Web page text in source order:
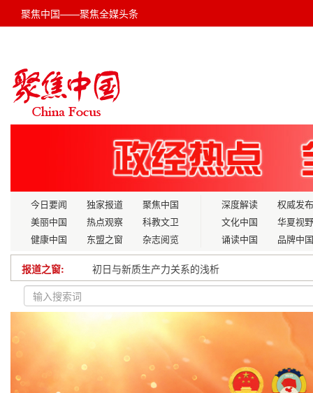
聚焦中国——聚焦全媒头条
今日要闻 独家报道
聚焦中国
美丽中国
热点观察
科教文卫
健康中国
东盟之窗 杂志阅览
深度解读
权威发布
文化中国
华夏视野
诵读中国
品牌中国
报道之窗:
初日与新质生产力关系的浅析
园林巧绘新春景 精心筹备贺岁年
省委书记唐登杰主持召开省委常委会会议
跨越百年沧浪 奏响时代壮歌 记中华崛起同行者曾